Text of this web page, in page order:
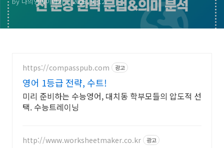
https://compasspub.com 광고
영어 1등급 전략, 수트!
미리 준비하는 수능영어, 대치동 학부모들의 압도적 선
택. 수능트레이닝
http://www.worksheetmaker.co.kr 광고